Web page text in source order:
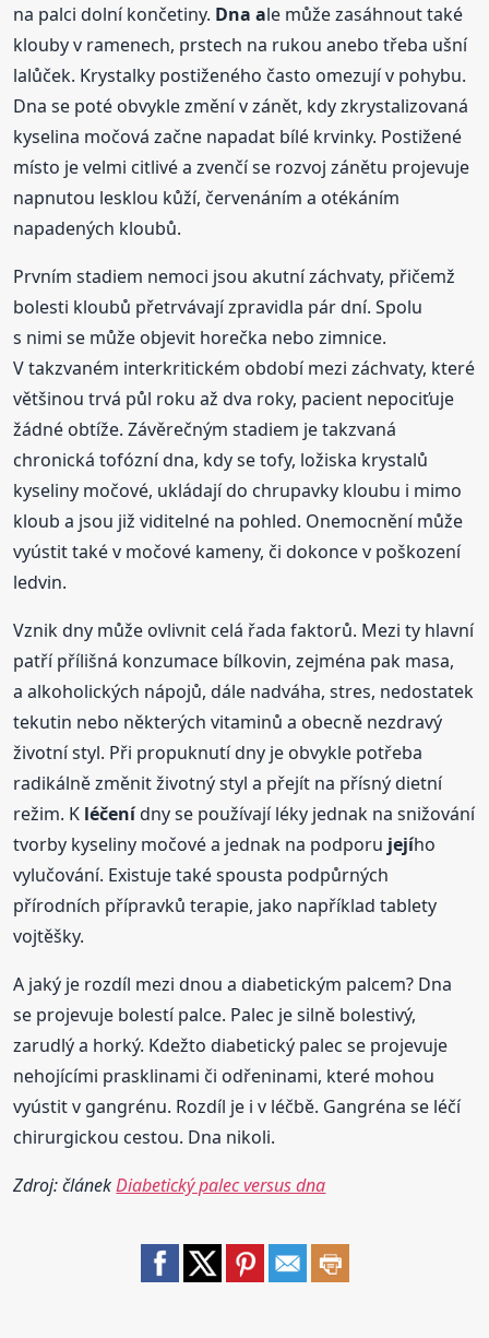
na palci dolní končetiny. Dna ale může zasáhnout také
klouby v ramenech, prstech na rukou anebo třeba ušní
lalůček. Krystalky postiženého často omezují v pohybu.
Dna se poté obvykle změní v zánět, kdy zkrystalizovaná
kyselina močová začne napadat bílé krvinky. Postižené
místo je velmi citlivé a zvenčí se rozvoj zánětu projevuje
napnutou lesklou kůží, červenáním a otékáním
napadených kloubů.
Prvním stadiem nemoci jsou akutní záchvaty, přičemž
bolesti kloubů přetrvávají zpravidla pár dní. Spolu
s nimi se může objevit horečka nebo zimnice.
V takzvaném interkritickém období mezi záchvaty, které
většinou trvá půl roku až dva roky, pacient nepociťuje
žádné obtíže. Závěrečným stadiem je takzvaná
chronická tofózní dna, kdy se tofy, ložiska krystalů
kyseliny močové, ukládají do chrupavky kloubu i mimo
kloub a jsou již viditelné na pohled. Onemocnění může
vyústit také v močové kameny, či dokonce v poškození
ledvin.
Vznik dny může ovlivnit celá řada faktorů. Mezi ty hlavní
patří přílišná konzumace bílkovin, zejména pak masa,
a alkoholických nápojů, dále nadváha, stres, nedostatek
tekutin nebo některých vitaminů a obecně nezdravý
životní styl. Při propuknutí dny je obvykle potřeba
radikálně změnit životný styl a přejít na přísný dietní
režim. K léčenídny se používají léky jednak na snižování
tvorby kyseliny močové a jednak na podporu jejího
vylučování. Existuje také spousta podpůrných
přírodních přípravků terapie, jako například tablety
vojtěšky.
A jaký je rozdíl mezi dnou a diabetickým palcem? Dna
se projevuje bolestí palce. Palec je silně bolestivý,
zarudlý a horký. Kdežto diabetický palec se projevuje
nehojícími prasklinami či odřeninami, které mohou
vyústit v gangrénu. Rozdíl je i v léčbě. Gangréna se léčí
chirurgickou cestou. Dna nikoli.
Zdroj: článekDiabetický palec versus dna